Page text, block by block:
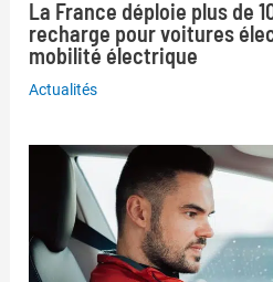
La France déploie plus de
recharge pour voitures
mobilité électrique
Actualités